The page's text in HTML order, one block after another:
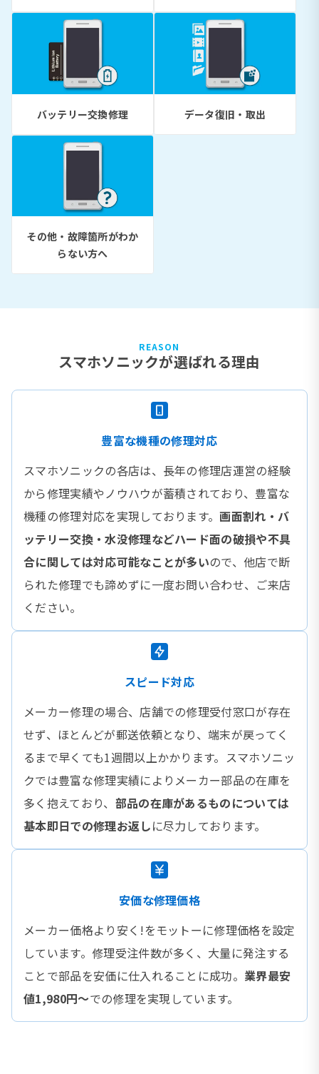
バッテリー交換修理 データ復旧・取出
その他・故障箇所がわか
らない方へ
REASON
スマホソニックが選ばれる理由
豊富な機種の修理対応
スマホソニックの各店は、長年の修理店運営の経験
から修理実績やノウハウが蓄積されており、豊富な
機種の修理対応を実現しております。画面割れ・バ
ッテリー交換・水没修理などハード面の破損や不具
合に関しては対応可能なことが多いので、他店で断
られた修理でも諦めずに一度お問い合わせ、ご来店
ください。
スピード対応
メーカー修理の場合、店舗での修理受付窓口が存在
せず、ほとんどが郵送依頼となり、端末が戻ってく
るまで早くても1週間以上かかります。スマホソニッ
クでは豊富な修理実績によりメーカー部品の在庫を
多く抱えており、 部品の在庫があるものについては
基本即日での修理お返しに尽力しております。
安価な修理価格
メーカー価格より安く!をモットーに修理価格を設定
しています。修理受注件数が多く、大量に発注する
ことで部品を安価に仕入れることに成功。 業界最安
値1,980円〜での修理を実現しています。